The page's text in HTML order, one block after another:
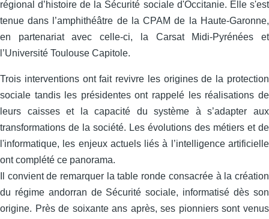
régional d’histoire de la Sécurité sociale d'Occitanie. Elle s'est
tenue dans l’amphithéâtre de la CPAM de la Haute-Garonne,
en partenariat avec celle‑ci, la Carsat Midi‑Pyrénées et
l’Université Toulouse Capitole.
Trois interventions ont fait revivre les origines de la protection
sociale tandis les présidentes ont rappelé les réalisations de
leurs caisses et la capacité du système à s’adapter aux
transformations de la société. Les évolutions des métiers et de
l'informatique, les enjeux actuels liés à l’intelligence artificielle
ont complété ce panorama.
Il convient de remarquer la table ronde consacrée à la création
du régime andorran de Sécurité sociale, informatisé dès son
origine. Près de soixante ans après, ses pionniers sont venus